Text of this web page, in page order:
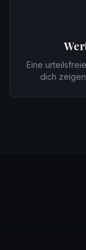
Eine
dich